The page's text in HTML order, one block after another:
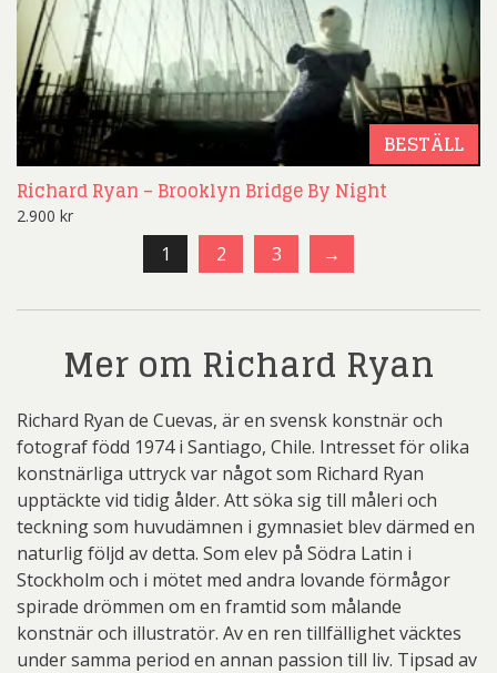
BESTÄLL
Richard Ryan – Brooklyn Bridge By Night
2.900 kr
1 2 3 →
Mer om Richard Ryan
Richard Ryan de Cuevas, är en svensk konstnär och
fotograf född 1974 i Santiago, Chile. Intresset för olika
konstnärliga uttryck var något som Richard Ryan
upptäckte vid tidig ålder. Att söka sig till måleri och
teckning som huvudämnen i gymnasiet blev därmed en
naturlig följd av detta. Som elev på Södra Latin i
Stockholm och i mötet med andra lovande förmågor
spirade drömmen om en framtid som målande
konstnär och illustratör. Av en ren tillfällighet väcktes
under samma period en annan passion till liv. Tipsad av